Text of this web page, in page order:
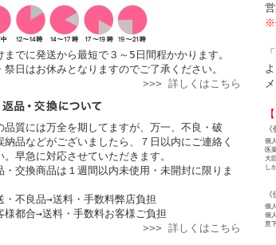
までに発送から最短で３～5日間程かかります。
祭日はお休みとなりますのでご了承ください。
>>> 詳しくはこちら
品質には万全を期してますが、万一、不良・破
納品などがございましたら、７日以内にご連絡く
。早急に対応させていただきます。
・交換商品は１週間以内未使用・未開封に限りま
・不良品→送料・手数料弊店負担
様都合→送料・手数料お客様ご負担
>>> 詳しくはこちら
※
個
医
大
し
個
個
意